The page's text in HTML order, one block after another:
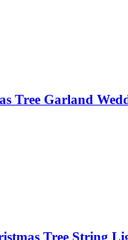
Tree Garland
Tree String